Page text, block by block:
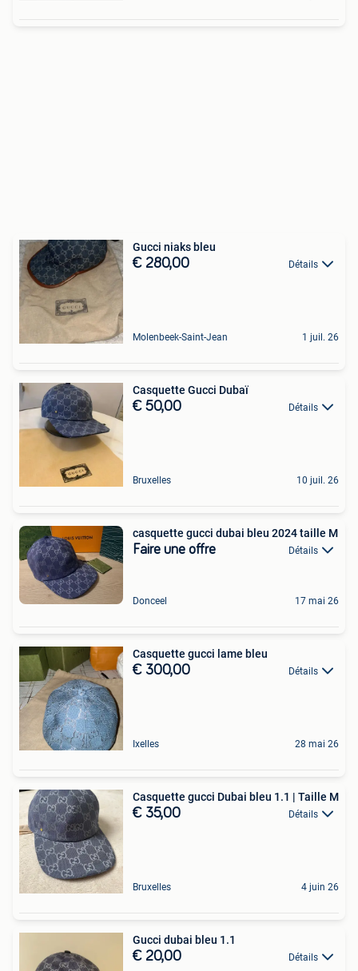
Gucci niaks bleu
€ 280,00 Détails
Molenbeek-Saint-Jean 1 juil. 26
Casquette Gucci Dubaï
€ 50,00 Détails
Bruxelles 10 juil. 26
casquette gucci dubai bleu 2024 taille M
Faire une offre Détails
Donceel 17 mai 26
Casquette gucci lame bleu
€ 300,00 Détails
Ixelles 28 mai 26
Casquette gucci Dubai bleu 1.1 | Taille M
€ 35,00 Détails
Bruxelles 4 juin 26
Gucci dubai bleu 1.1
€ 20,00 Détails